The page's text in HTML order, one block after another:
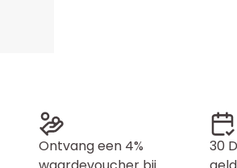
Ontvang een 4%
30